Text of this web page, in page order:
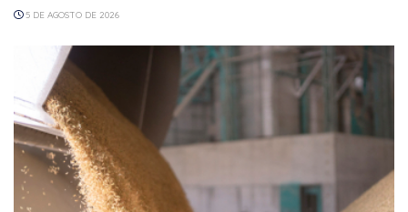
5 DE AGOSTO DE 2026